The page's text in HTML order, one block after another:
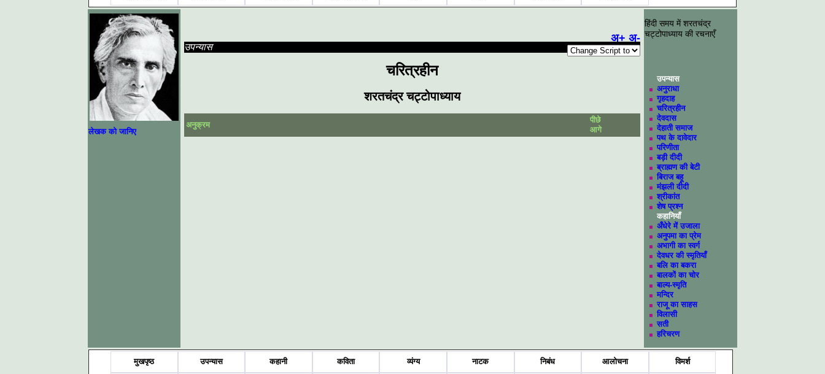
लेखक को जानिए
अ+ अ-
उपन्यास
चरित्रहीन
शरतचंद्र चट्टोपाध्याय
अनुक्रम
पीछे
आगे
हिंदी समय में शरतचंद्र
चट्टोपाध्याय की रचनाएँ
उपन्यास
अनुराधा
गृहदाह
चरित्रहीन
देवदास
देहाती समाज
पथ के दावेदार
परिणीता
बड़ी दीदी
ब्राह्मण की बेटी
बिराज बहू
मंझली दीदी
श्रीकांत
शेष प्रश्न
कहानियाँ
अँधेरे में उजाला
अनुपमा का प्रेम
अभागी का स्वर्ग
देवधर की स्मृतियाँ
बलि का बकरा
बालकों का चोर
बाल्य-स्मृति
मन्दिर
राजू का साहस
विलासी
सती
हरिचरण
मुखपृष्ठ उपन्यास कहानी कविता व्यंग्य नाटक निबंध आलोचना विमर्श